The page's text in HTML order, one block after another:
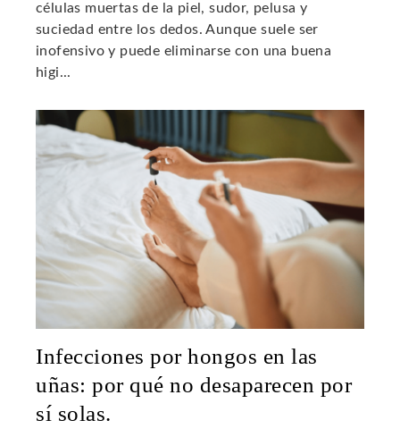
células muertas de la piel, sudor, pelusa y
suciedad entre los dedos. Aunque suele ser
inofensivo y puede eliminarse con una buena
higi...
Infecciones por hongos en las
uñas: por qué no desaparecen por
sí solas.